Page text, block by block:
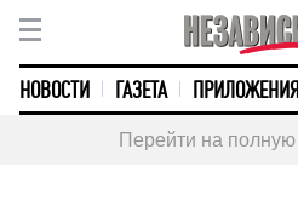
НОВОСТИ ГАЗЕТА ПРИЛОЖЕНИЯ
Перейти на